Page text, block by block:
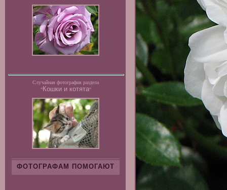
Случайная фотография раздела
"Кошки и котята"
ФОТОГРАФАМ ПОМОГАЮТ